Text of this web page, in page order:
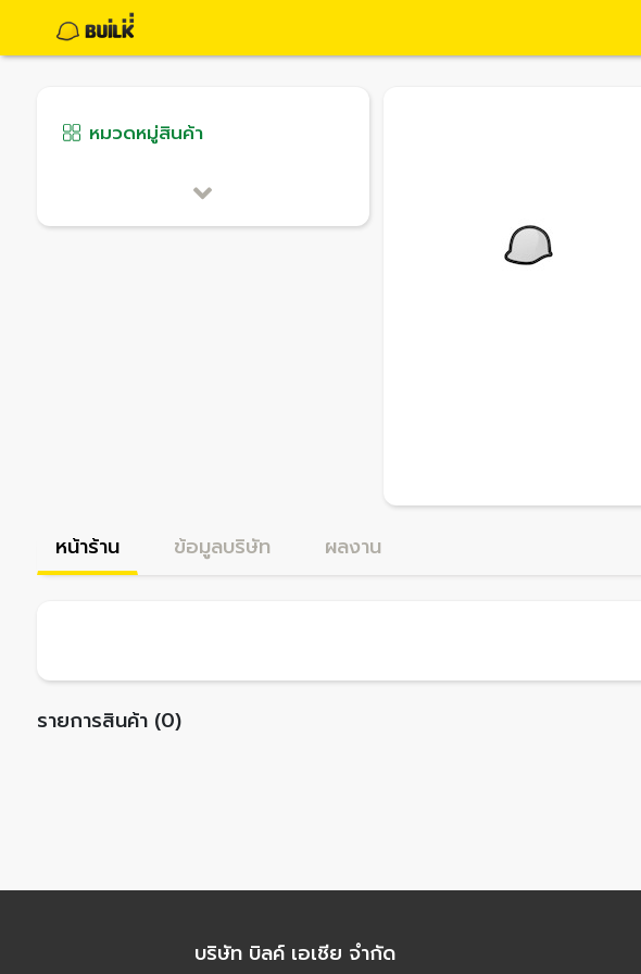
หมวดหมู่สินค้า
หน้าร้าน ข้อมูลบริษัท ผลงาน
รายการสินค้า (0)
บริษัท บิลค์ เอเชีย จำกัด